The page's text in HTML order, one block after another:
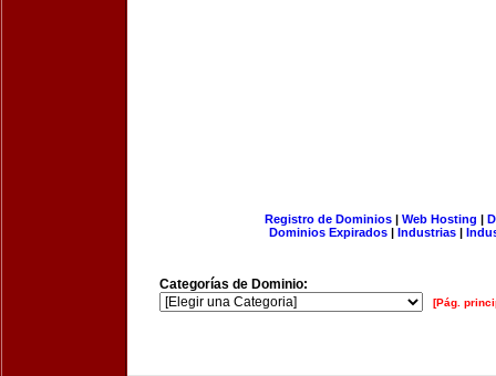
Registro de Dominios| Web Hosting |
Dominios Expirados | Industrias |
Categorías de Dominio:
[Pág.